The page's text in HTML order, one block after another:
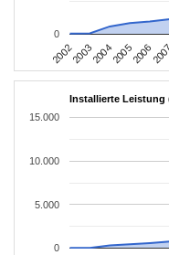
20022003200420052006
0
Installierte Leistung
0
5.000
10.000
15.000